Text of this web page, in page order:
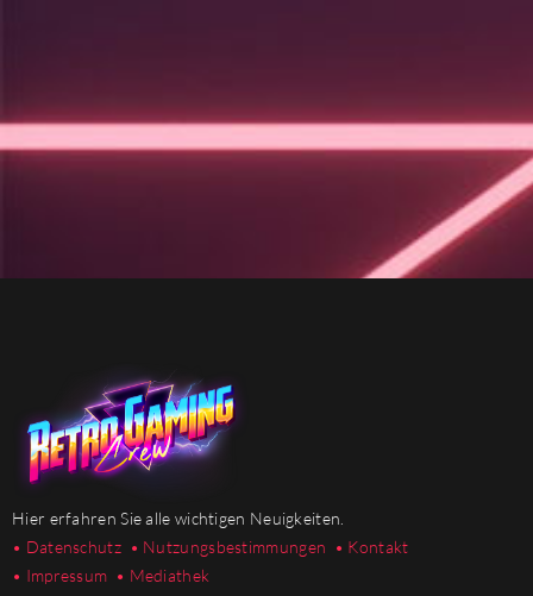
Hier erfahren Sie alle wichtigen Neuigkeiten.
• Datenschutz • Nutzungsbestimmungen • Kontakt
• Impressum • Mediathek